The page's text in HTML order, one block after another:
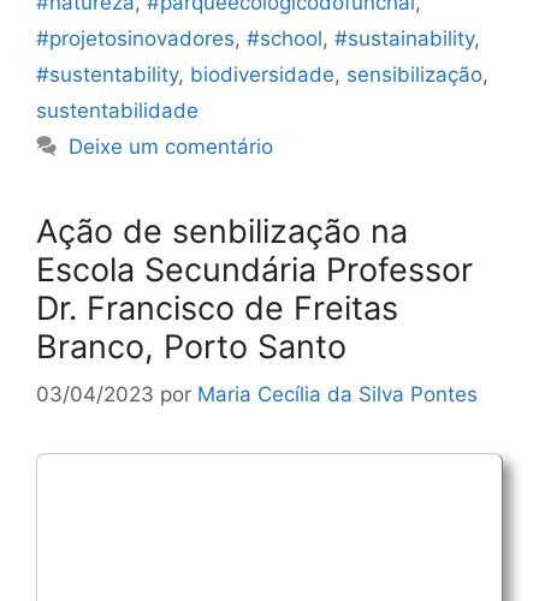
#projetosinovadores, #school, #sustainability,
#sustentability, biodiversidade, sensibilização,
sustentabilidade
Deixe um comentário
Ação de senbilização na
Escola Secundária Professor
Dr. Francisco de Freitas
Branco, Porto Santo
03/04/2023 por Maria Cecília da Silva Pontes